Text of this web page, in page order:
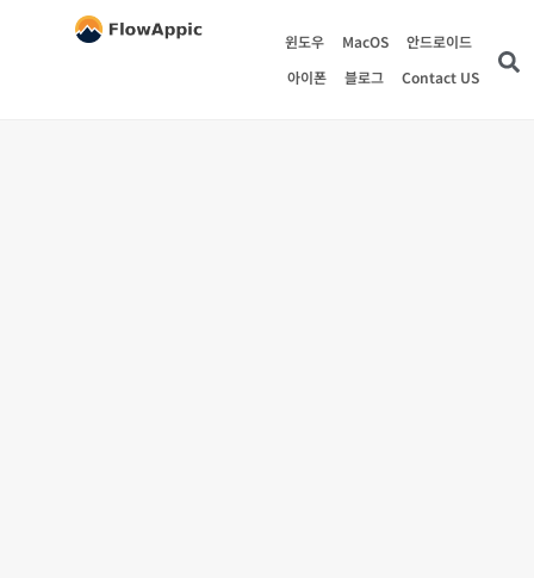
윈도우 MacOS
안드로이드
아이폰
블로그 Contact US